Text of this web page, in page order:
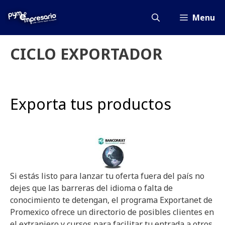
Menu
CICLO EXPORTADOR
Exporta tus productos
Si estás listo para lanzar tu oferta fuera del país no
dejes que las barreras del idioma o falta de
conocimiento te detengan, el programa Exportanet de
Promexico ofrece un directorio de posibles clientes en